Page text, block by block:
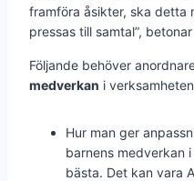
framföra åsikter, ska detta
pressas till samtal”, betonar
Följande behöver
medverkan i
Hur man ger
barnens medverkan
bästa. Det kan vara